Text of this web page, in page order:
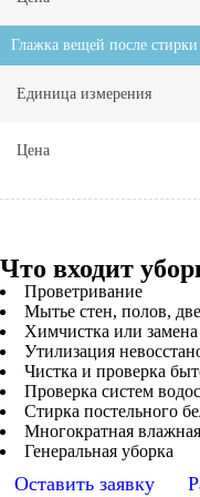
Глажка вещей после стирки
Единица измерения
Цена
Что входит
Проветривание
Мытье стен, полов,
Химчистка или
Утилизация
Чистка и проверка
Проверка систем
Стирка постельного
Многократная
Генеральная уборка
Оставить заявку